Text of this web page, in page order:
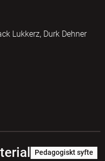
Lukkerz, Durk Dehner
Pedagogiskt syfte